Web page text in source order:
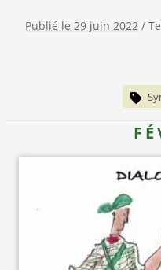
Publié le 29 juin 2022 /